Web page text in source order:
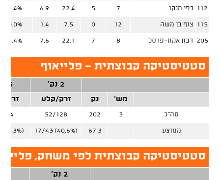
112 רפי מנקו 7
5
22.4
6.9
46.4%
115 צוף בן משה 12
0
7.5
1.4
30.0%
205 דבון אקון-פרסל 8
7
22.1
7.6
36.4%
סטטיסטיקה קבוצתית - פלייאוף
2 נק'
3 נק'
מש'
נק זרק/קלע זרק/
סה"כ 3
202
52/128
54
ממוצע 67.3
17/43 (40.6%)
סטטיסטיקה קבוצתית לפי משחק,
2 נק'